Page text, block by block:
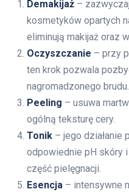
Demakijaż –
kosmetyków opartych
eliminują makijaż oraz
Oczyszczanie – przy
ten krok pozwala
nagromadzonego brudu.
Peeling – usuwa
ogólną teksturę cery.
Tonik – jego działanie
odpowiednie pH skóry
część pielęgnacji.
Esencja – intensywne